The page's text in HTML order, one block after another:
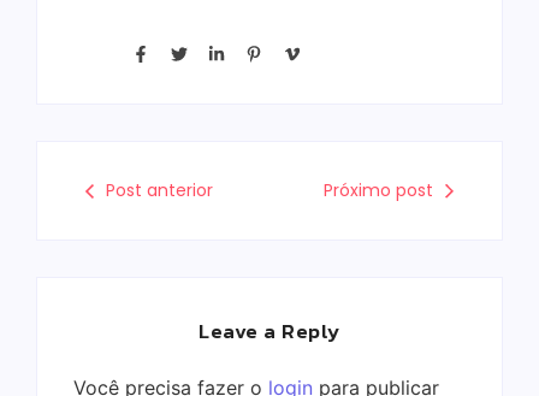
Post anterior Próximo post
Leave a Reply
Você precisa fazer o login para publicar